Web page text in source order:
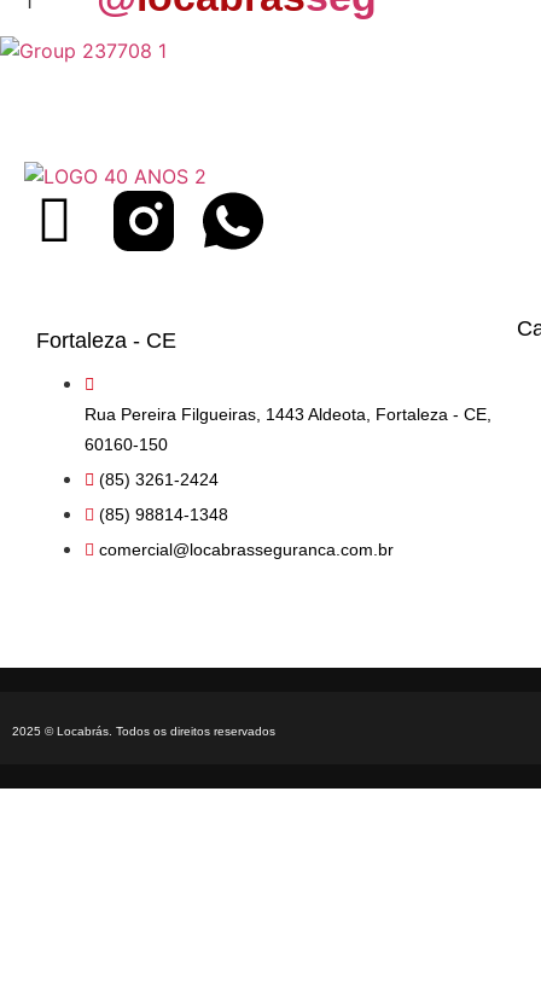
Fortaleza - CE
Rua Pereira Filgueiras, 1443 Aldeota, Fortaleza - CE,
60160-150
(85) 3261-2424
(85) 98814-1348
comercial@locabrasseguranca.com.br
2025 © Locabrás. Todos os direitos reservados